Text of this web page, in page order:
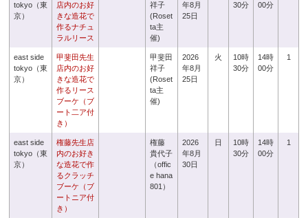
tokyo（東
京）
店内のお好
きな造花で
作るナチュ
ラルリース
祥子
(Roset
ta主
催)
年8月
25日
30分
00分
east side
tokyo（東
京）
甲斐田先生
店内のお好
きな造花で
作るリース
ブーケ（ブ
ート二ア付
き）
甲斐田
祥子
(Roset
ta主
催)
2026
年8月
25日
火
10時
30分
14時
00分
1
east side
tokyo（東
京）
権藤先生店
内のお好き
な造花で作
るクラッチ
ブーケ（ブ
ートニア付
き）
権藤
貴代子
（offic
e hana
801）
2026
年8月
30日
日
10時
30分
14時
00分
1